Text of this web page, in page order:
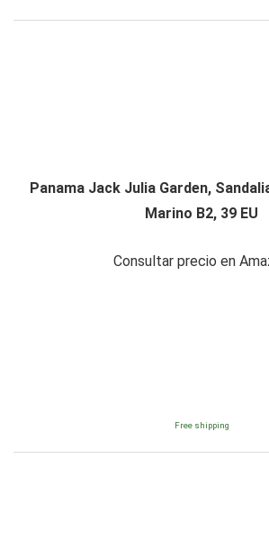
Panama Jack Julia Garden,
Marino B2, 39 EU
Consultar precio en
Free shipping